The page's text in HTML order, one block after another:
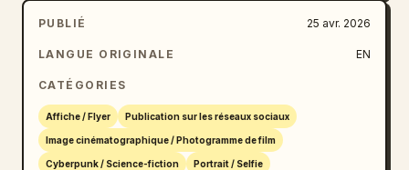
PUBLIÉ 25 avr. 2026
LANGUE ORIGINALE EN
CATÉGORIES
Affiche / Flyer Publication sur les réseaux sociaux
Image cinématographique / Photogramme de film
Cyberpunk / Science-fiction Portrait / Selfie